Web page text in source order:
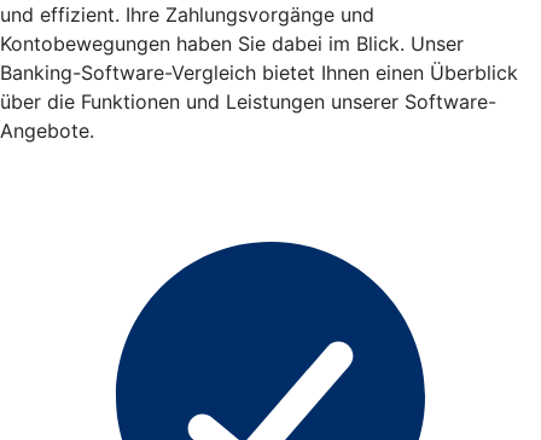
und effizient. Ihre Zahlungsvorgänge und
Kontobewegungen haben Sie dabei im Blick. Unser
Banking-Software-Vergleich bietet Ihnen einen Überblick
über die Funktionen und Leistungen unserer Software-
Angebote.